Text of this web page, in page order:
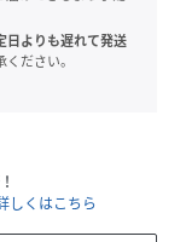
よりも遅れて発送
ださい。
しくはこちら